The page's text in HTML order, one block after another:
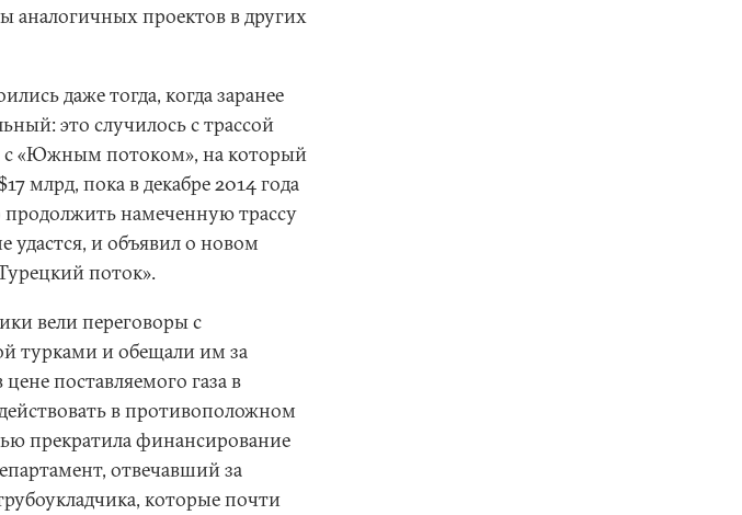
аналогичных проектов в других
даже тогда, когда заранее
это случилось с трассой
с «Южным потоком», на который
млрд, пока в декабре 2014 года
намеченную трассу
удастся, и объявил о новом
поток».
вели переговоры с
турками и обещали им за
поставляемого газа в
в противоположном
прекратила финансирование
отвечавший за
которые почти